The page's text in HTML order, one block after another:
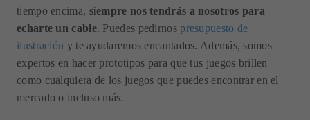
tiempo encima, siempre nos tendrás a nosotros para
echarte un cable. Puedes pedirnos presupuesto de
ilustración y te ayudaremos encantados. Además, somos
expertos en hacer prototipos para que tus juegos brillen
como cualquiera de los juegos que puedes encontrar en el
mercado o incluso más.